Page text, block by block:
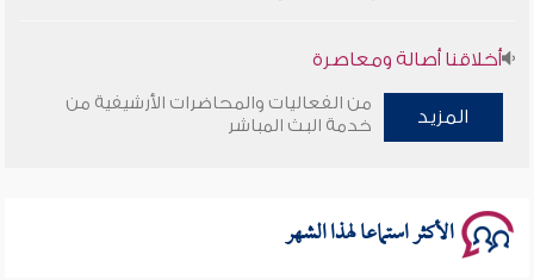
أخلاقنا أصالة ومعاصرة
وأمنهم من خوف 9
المزيد
من الفعاليات والمحاضرات الأرشيفية من
خدمة البث المباشر
الأكثر استماعا لهذا الشهر